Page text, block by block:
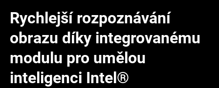
Rychlejší rozpoznávání
obrazu díky integrovanému
modulu pro umělou
inteligenci Intel®